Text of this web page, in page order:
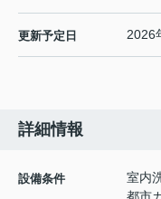
更新予定日 2026
詳細情報
設備条件
室内